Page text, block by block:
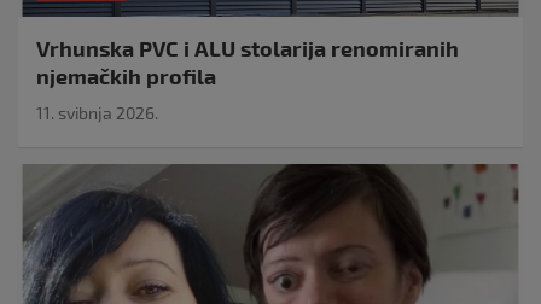
Vrhunska PVC i ALU stolarija renomiranih
njemačkih profila
11. svibnja 2026.